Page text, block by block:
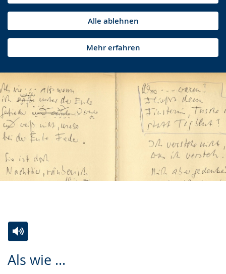
Alle ablehnen
Mehr erfahren
Als wie ...
Leichten
Audio-
Video